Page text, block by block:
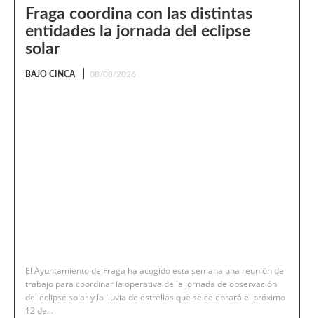
Fraga coordina con las distintas
entidades la jornada del eclipse
solar
BAJO CINCA 08/08/2026
El Ayuntamiento de Fraga ha acogido esta semana una reunión de
trabajo para coordinar la operativa de la jornada de observación
del eclipse solar y la lluvia de estrellas que se celebrará el próximo
12 de...